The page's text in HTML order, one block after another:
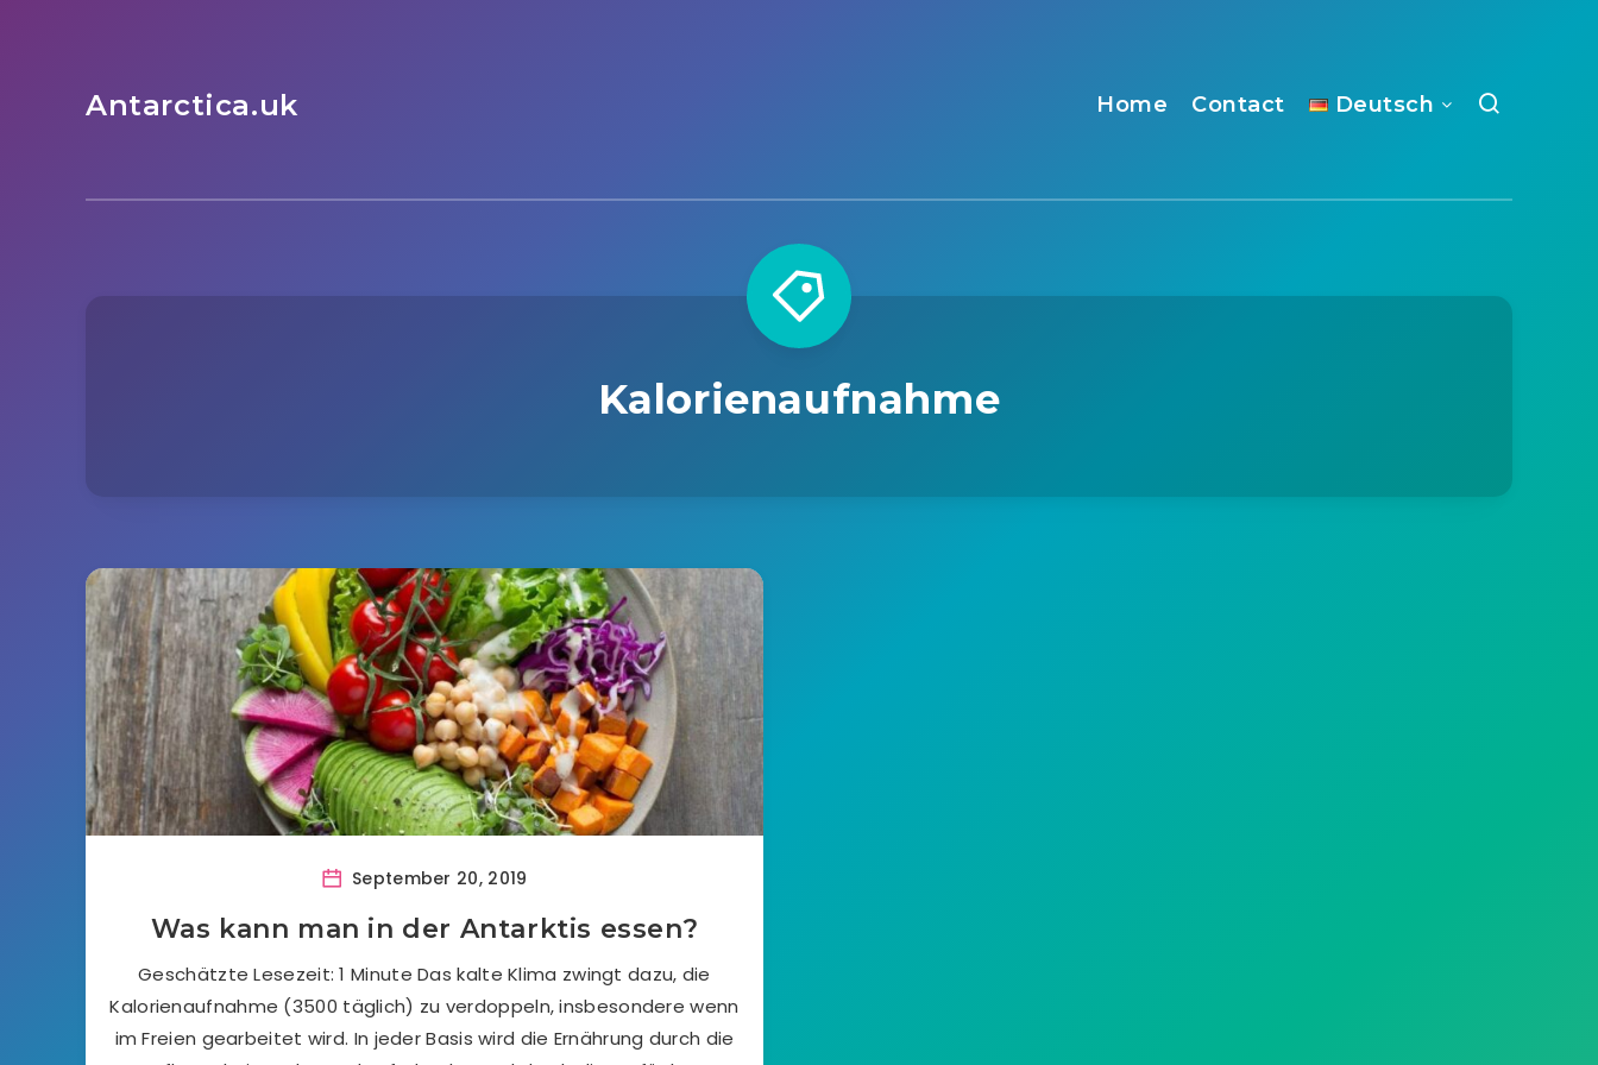
Antarctica.uk Home Contact Deutsch
Kalorienaufnahme
September 20, 2019
Was kann man in der Antarktis essen?
Geschätzte Lesezeit: 1 Minute Das kalte Klima zwingt dazu, die
Kalorienaufnahme (3500 täglich) zu verdoppeln, insbesondere wenn
im Freien gearbeitet wird. In jeder Basis wird die Ernährung durch die